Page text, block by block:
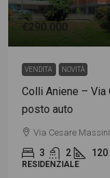
€290.000
VENDITA NOVITÀ
Colli Aniene –
posto auto
Via Cesare Massini
3 2 120
RESIDENZIALE